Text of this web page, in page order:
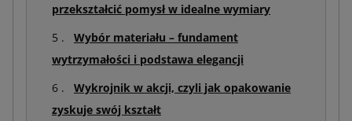
przekształcić pomysł w idealne wymiary
Wybór materiału – fundament
wytrzymałości i podstawa elegancji
Wykrojnik w akcji, czyli jak opakowanie
zyskuje swój kształt